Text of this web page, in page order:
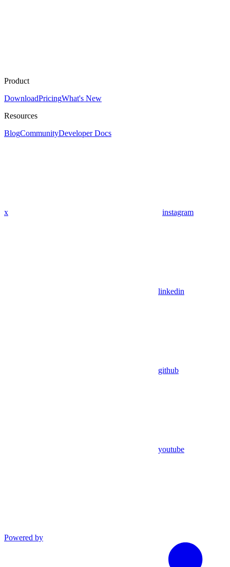
Product
DownloadPricingWhat's New
Resources
BlogCommunityDeveloper Docs
x instagram
linkedin
github
youtube
Powered by